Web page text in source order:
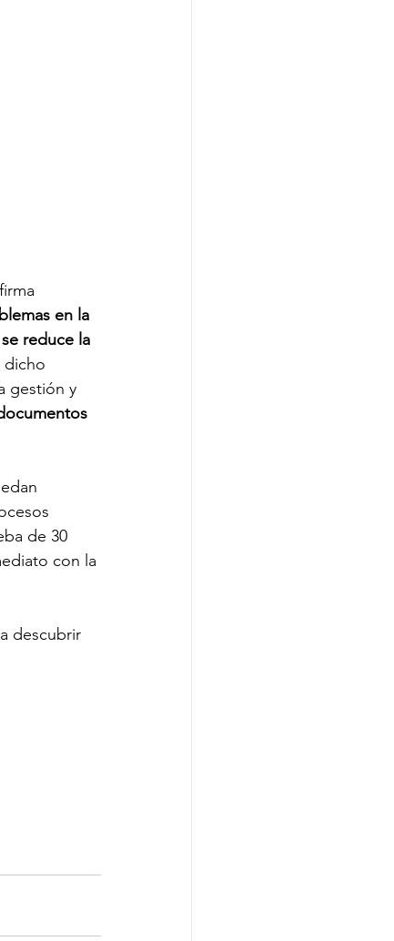
en la
reduce la
dicho
gestión y
de 30
con la
descubrir